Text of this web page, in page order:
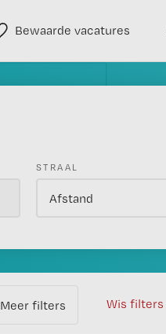
Bewaarde vacatures
STRAAL
Meer filters Wis filters